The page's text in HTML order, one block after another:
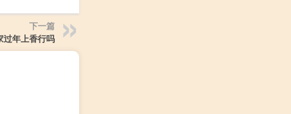
下一篇
过年上香行吗